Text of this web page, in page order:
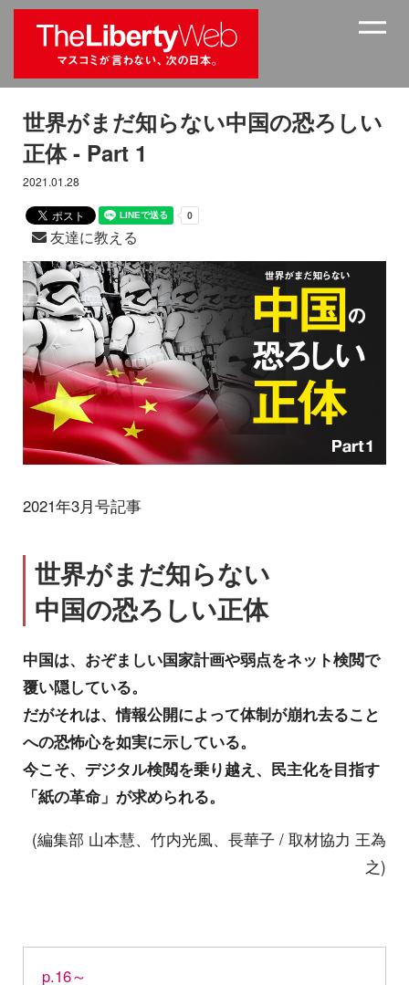
世界がまだ知らない中国の恐ろしい
正体 - Part 1
2021.01.28
友達に教える
2021年3月号記事
世界がまだ知らない
中国の恐ろしい正体
中国は、おぞましい国家計画や弱点をネット検閲で
覆い隠している。
だがそれは、情報公開によって体制が崩れ去ること
への恐怖心を如実に示している。
今こそ、デジタル検閲を乗り越え、民主化を目指す
「紙の革命」が求められる。
(編集部 山本慧、竹内光風、長華子 / 取材協力 王為
之)
p.16～